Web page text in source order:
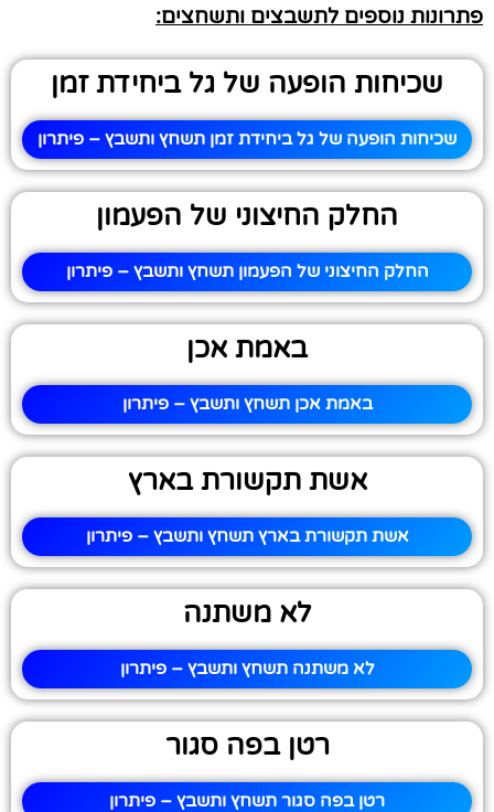
פתרונות נוספים לתשבצים ותשחצים:
שכיחות הופעה של גל ביחידת זמן
שכיחות הופעה של גל ביחידת זמן תשחץ ותשבץ – פיתרון
החלק החיצוני של הפעמון
החלק החיצוני של הפעמון תשחץ ותשבץ – פיתרון
באמת אכן
באמת אכן תשחץ ותשבץ – פיתרון
אשת תקשורת בארץ
אשת תקשורת בארץ תשחץ ותשבץ – פיתרון
לא משתנה
לא משתנה תשחץ ותשבץ – פיתרון
רטן בפה סגור
רטן בפה סגור תשחץ ותשבץ – פיתרון